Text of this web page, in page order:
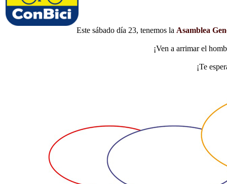
Este sábado día 23, tenemos la Asamblea
¡Ven a arrimar el
¡Te